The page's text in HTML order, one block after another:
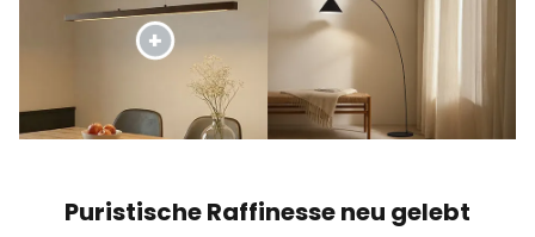
Puristische Raffinesse neu gelebt